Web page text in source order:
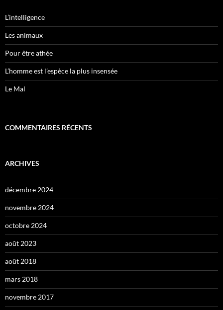
L’intelligence
Les animaux
Pour être athée
L’homme est l’espèce la plus insensée
Le Mal
COMMENTAIRES RÉCENTS
ARCHIVES
décembre 2024
novembre 2024
octobre 2024
août 2023
août 2018
mars 2018
novembre 2017